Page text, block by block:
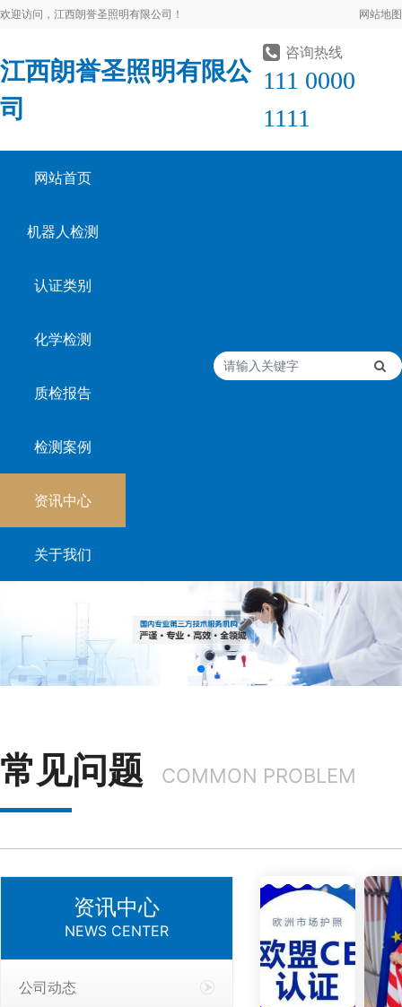
欢迎访问，江西朗誉圣照明有限公司！ 网站地图
江西朗誉圣照明有限公
司
咨询热线
111 0000
1111
网站首页
机器人检测
认证类别
化学检测
质检报告
检测案例
资讯中心
关于我们
常见问题 COMMON PROBLEM
资讯中心
NEWS CENTER
公司动态